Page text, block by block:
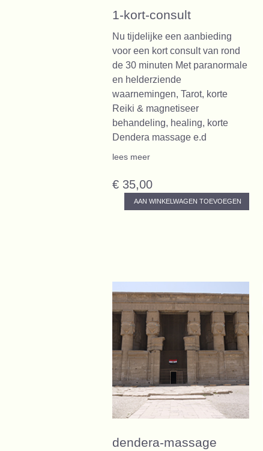
1-kort-consult
Nu tijdelijke een aanbieding
voor een kort consult van rond
de 30 minuten Met paranormale
en helderziende
waarnemingen, Tarot, korte
Reiki & magnetiseer
behandeling, healing, korte
Dendera massage e.d
lees meer
€ 35,00
AAN WINKELWAGEN TOEVOEGEN
dendera-massage